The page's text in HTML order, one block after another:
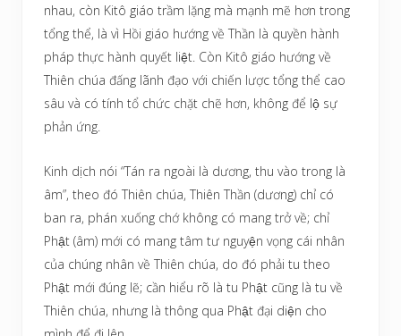
nhau, còn Kitô giáo trầm lặng mà mạnh mẽ hơn trong
tổng thể, là vì Hồi giáo hướng về Thần là quyền hành
pháp thực hành quyết liệt. Còn Kitô giáo hướng về
Thiên chúa đấng lãnh đạo với chiến lược tổng thể cao
sâu và có tính tổ chức chặt chẽ hơn, không để lộ sự
phản ứng.
Kinh dịch nói “Tán ra ngoài là dương, thu vào trong là
âm”, theo đó Thiên chúa, Thiên Thần (dương) chỉ có
ban ra, phán xuống chớ không có mang trở về; chỉ
Phật (âm) mới có mang tâm tư nguyện vọng cái nhân
của chúng nhân về Thiên chúa, do đó phải tu theo
Phật mới đúng lẽ; cần hiểu rõ là tu Phật cũng là tu về
Thiên chúa, nhưng là thông qua Phật đại diện cho